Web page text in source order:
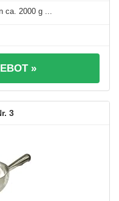
ca. 2000 g ...
»
3